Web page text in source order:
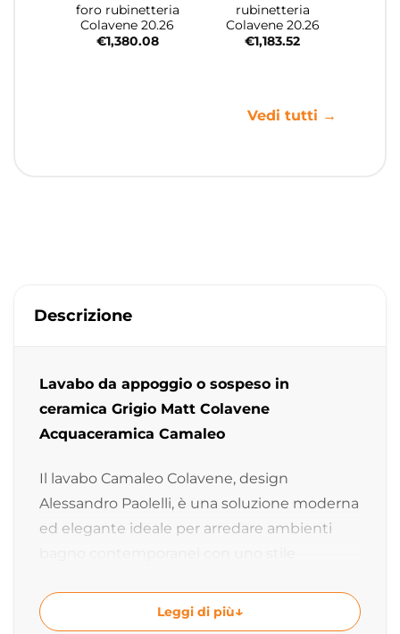
foro rubinetteria
Colavene 20.26
€1,380.08
rubinetteria
Colavene 20.26
€1,183.52
Vedi tutti →
Descrizione
Lavabo da appoggio o sospeso in
ceramica Grigio Matt Colavene
Acquaceramica Camaleo
Il lavabo Camaleo Colavene, design
Alessandro Paolelli, è una soluzione moderna
ed elegante ideale per arredare ambienti
dona profondità e carattere alla ceramica,
creando un perfetto equilibrio tra design
Leggi di più